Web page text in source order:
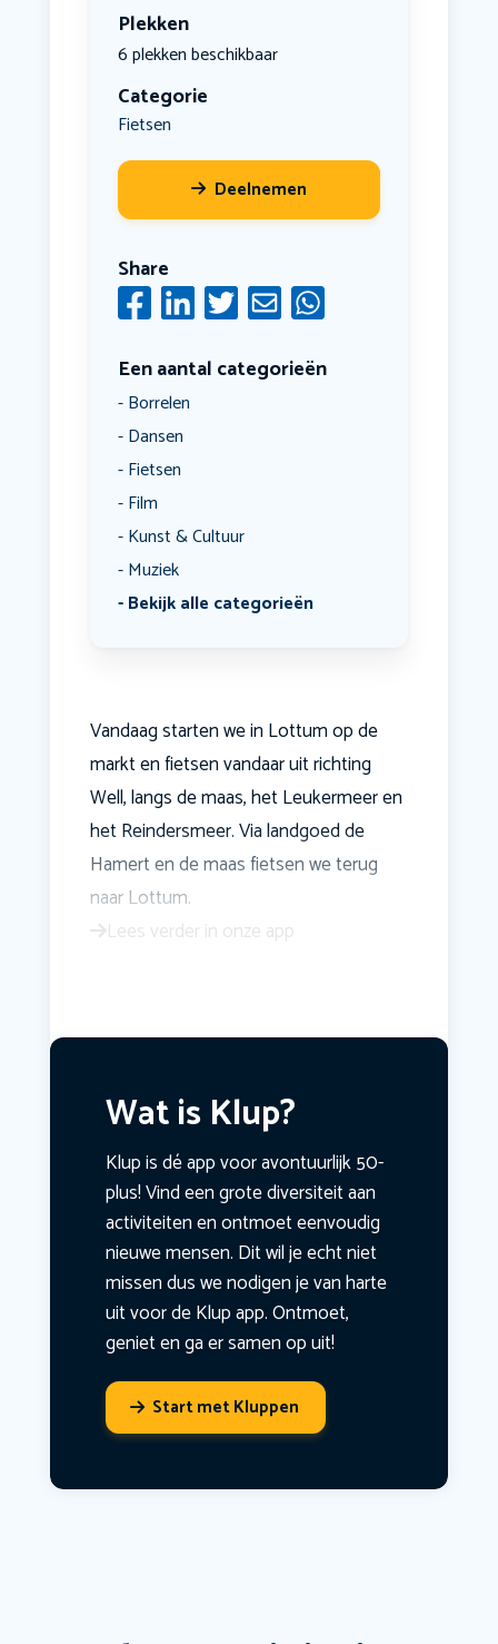
Plekken
6 plekken beschikbaar
Categorie
Fietsen
Deelnemen
Share
Een aantal categorieën
Borrelen
Dansen
Fietsen
Film
Kunst & Cultuur
Muziek
Bekijk alle categorieën
Vandaag starten we in Lottum op de
markt en fietsen vandaar uit richting
Well, langs de maas, het Leukermeer en
het Reindersmeer. Via landgoed de
Hamert en de maas fietsen we terug
naar Lottum.
Lees verder in onze app
Wat is Klup?
Klup is dé app voor avontuurlijk 50-
plus! Vind een grote diversiteit aan
activiteiten en ontmoet eenvoudig
nieuwe mensen. Dit wil je echt niet
missen dus we nodigen je van harte
uit voor de Klup app. Ontmoet,
geniet en ga er samen op uit!
Start met Kluppen